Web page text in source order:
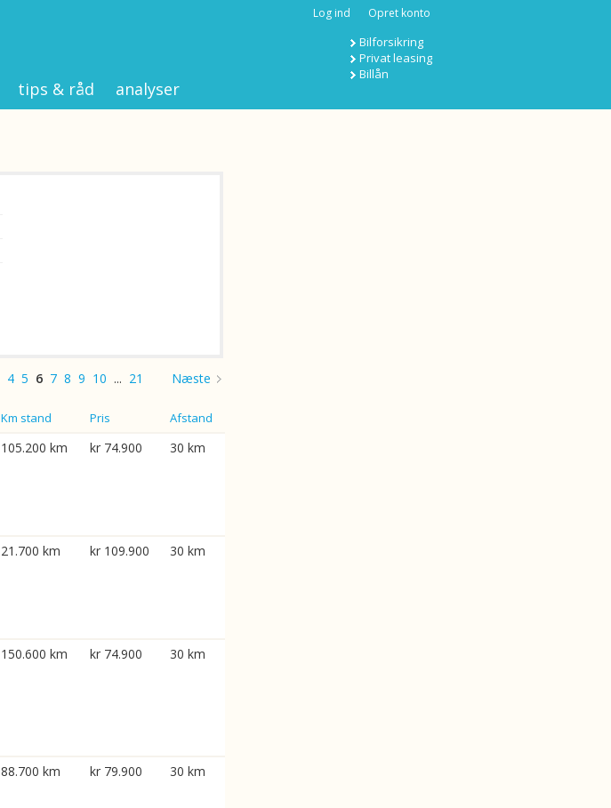
Log ind Opret konto
Bilforsikring
Privat leasing
Billån
tips & råd analyser
4 5 6 7 8 9 10 ... 21 Næste
Km stand Pris Afstand
105.200 km kr 74.900 30 km
21.700 km kr 109.900 30 km
150.600 km kr 74.900 30 km
88.700 km kr 79.900 30 km